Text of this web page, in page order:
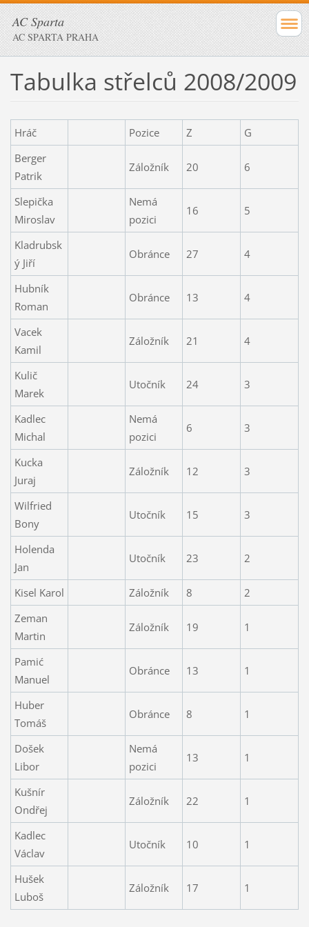
AC Sparta
AC SPARTA PRAHA
Tabulka střelců 2008/2009
Hráč Pozice Z
G
Berger
Patrik
Záložník 20 6
Slepička
Miroslav
Nemá
pozici
16 5
Kladrubsk
ý Jiří
Obránce 27 4
Hubník
Roman
Obránce 13 4
Vacek
Kamil
Záložník 21 4
Kulič
Marek
Utočník 24 3
Kadlec
Michal
Nemá
pozici
6 3
Kucka
Juraj
Záložník 12 3
Wilfried
Bony
Utočník 15 3
Holenda
Jan
Utočník 23 2
Kisel Karol Záložník 8
2
Zeman
Martin
Záložník 19 1
Pamić
Manuel
Obránce 13 1
Huber
Tomáš
Obránce 8 1
Došek
Libor
Nemá
pozici
13 1
Kušnír
Ondřej
Záložník 22 1
Kadlec
Václav
Utočník 10 1
Hušek
Luboš
Záložník 17 1